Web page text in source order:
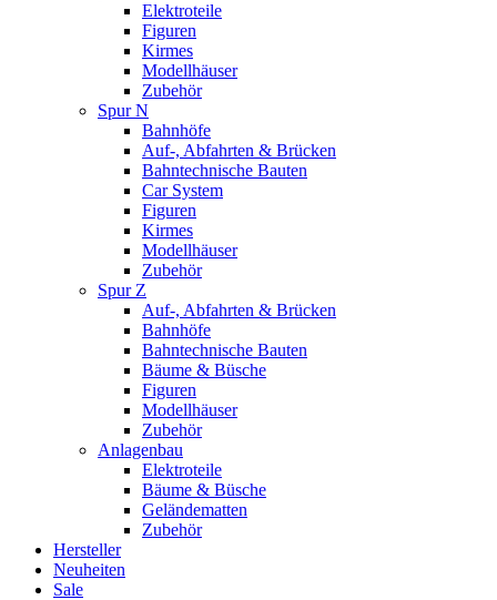
Elektroteile
Figuren
Kirmes
Modellhäuser
Zubehör
Spur N
Bahnhöfe
Auf-, Abfahrten & Brücken
Bahntechnische Bauten
Car System
Figuren
Kirmes
Modellhäuser
Zubehör
Spur Z
Auf-, Abfahrten & Brücken
Bahnhöfe
Bahntechnische Bauten
Bäume & Büsche
Figuren
Modellhäuser
Zubehör
Anlagenbau
Elektroteile
Bäume & Büsche
Geländematten
Zubehör
Hersteller
Neuheiten
Sale